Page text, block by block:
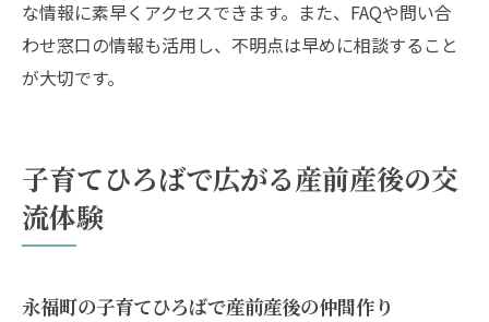
な情報に素早くアクセスできます。また、FAQや問い合
わせ窓口の情報も活用し、不明点は早めに相談すること
が大切です。
子育てひろばで広がる産前産後の交
流体験
永福町の子育てひろばで産前産後の仲間作り